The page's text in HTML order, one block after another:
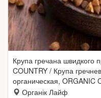
Крупа гречана швидкого
COUNTRY / Крупа
органическая, ORGANIC
Органік Лайф